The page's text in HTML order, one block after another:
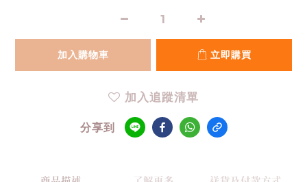
加入購物車 立即購買
加入追蹤清單
分享到